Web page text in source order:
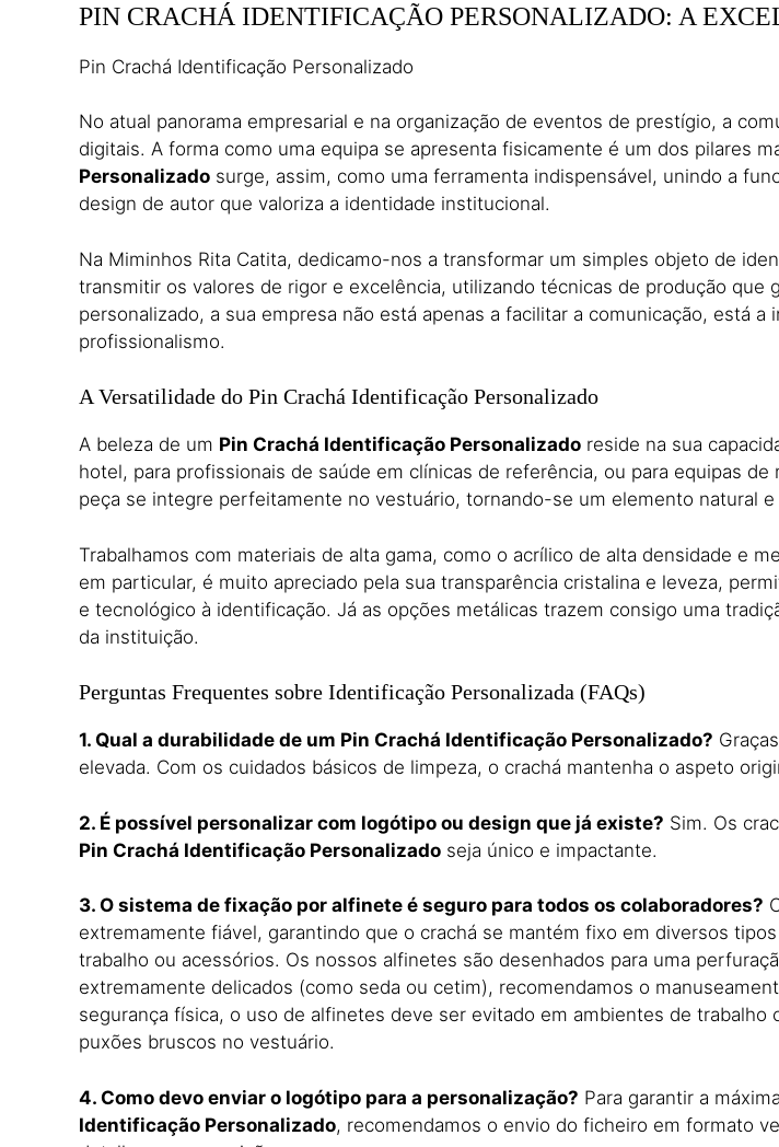
PIN CRACHÁ IDENTIFICAÇÃO PERSONALIZADO: A
Pin Crachá Identificação Personalizado
No atual panorama empresarial e na organização de eventos de prestígio, a
digitais. A forma como uma equipa se apresenta fisicamente é um dos pilares
Personalizado surge, assim, como uma ferramenta indispensável, unindo a
design de autor que valoriza a identidade institucional.
Na Miminhos Rita Catita, dedicamo-nos a transformar um simples objeto de
transmitir os valores de rigor e excelência, utilizando técnicas de produção
personalizado, a sua empresa não está apenas a facilitar a comunicação, está
profissionalismo.
A Versatilidade do Pin Crachá Identificação Personalizado
A beleza de um Pin Crachá Identificação Personalizado reside na sua
hotel, para profissionais de saúde em clínicas de referência, ou para equipas
peça se integre perfeitamente no vestuário, tornando-se um elemento natural
Trabalhamos com materiais de alta gama, como o acrílico de alta densidade e
em particular, é muito apreciado pela sua transparência cristalina e leveza,
e tecnológico à identificação. Já as opções metálicas trazem consigo uma
da instituição.
Perguntas Frequentes sobre Identificação Personalizada (FAQs)
1. Qual a durabilidade de um Pin Crachá Identificação Personalizado?
elevada. Com os cuidados básicos de limpeza, o crachá mantenha o aspeto
2. É possível personalizar com logótipo ou design que já existe? Sim. Os
Pin Crachá Identificação Personalizado seja único e impactante.
3. O sistema de fixação por alfinete é seguro para todos os colaboradores?
extremamente fiável, garantindo que o crachá se mantém fixo em diversos
trabalho ou acessórios. Os nossos alfinetes são desenhados para uma
extremamente delicados (como seda ou cetim), recomendamos o
segurança física, o uso de alfinetes deve ser evitado em ambientes de
puxões bruscos no vestuário.
4. Como devo enviar o logótipo para a personalização? Para garantir a
Identificação Personalizado, recomendamos o envio do ficheiro em formato